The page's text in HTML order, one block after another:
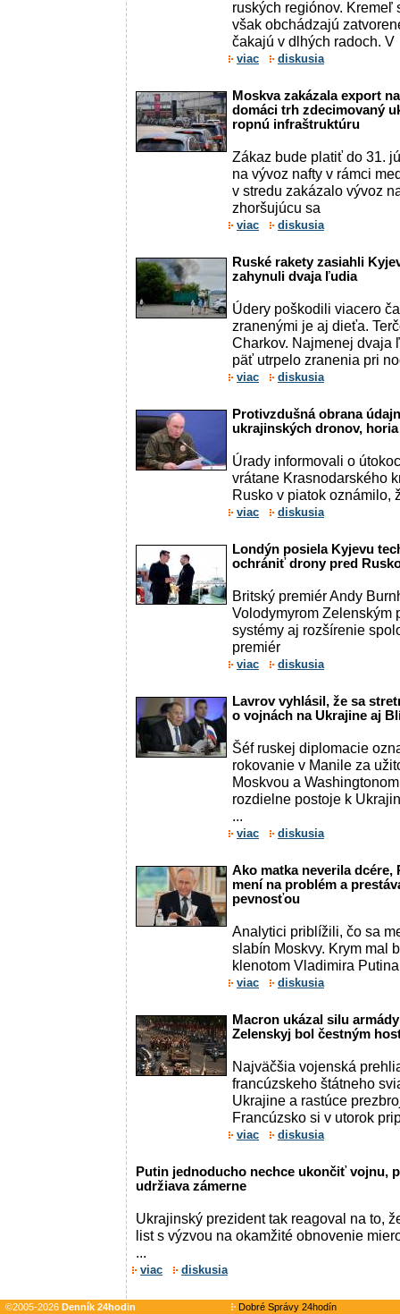
ruských regiónov.
však obchádzajú
čakajú v dlhých radoch. V
viac diskusia
Moskva zakázala export
domáci trh zdecimovaný
ropnú infraštruktúru
Zákaz bude platiť do 31.
na vývoz nafty v rámci
v stredu zakázalo vývoz
zhoršujúcu sa
viac diskusia
Ruské rakety zasiahli
zahynuli dvaja ľudia
Údery poškodili viacero
zranenými je aj dieťa.
Charkov. Najmenej dvaja
päť utrpelo zranenia pri
viac diskusia
Protivzdušná obrana
ukrajinských dronov,
Úrady informovali o
vrátane Krasnodarského
Rusko v piatok oznámilo,
viac diskusia
Londýn posiela Kyjevu
ochrániť drony pred
Britský premiér Andy
Volodymyrom Zelenským
systémy aj rozšírenie
premiér
viac diskusia
Lavrov vyhlásil, že sa
o vojnách na Ukrajine aj
Šéf ruskej diplomacie
rokovanie v Manile za
Moskvou a
rozdielne postoje k
...
viac diskusia
Ako matka neverila dcére,
mení na problém a
pevnosťou
Analytici priblížili, čo sa
slabín Moskvy. Krym mal
klenotom Vladimira
viac diskusia
Macron ukázal silu
Zelenskyj bol čestným
Najväčšia vojenská
francúzskeho štátneho
Ukrajine a rastúce
Francúzsko si v utorok
viac diskusia
Putin jednoducho nechce ukončiť vojnu,
udržiava zámerne
Ukrajinský prezident tak reagoval na to,
list s výzvou na okamžité obnovenie
...
viac diskusia
©2005-2026 Denník 24hodin
Dobré Správy 24hodín